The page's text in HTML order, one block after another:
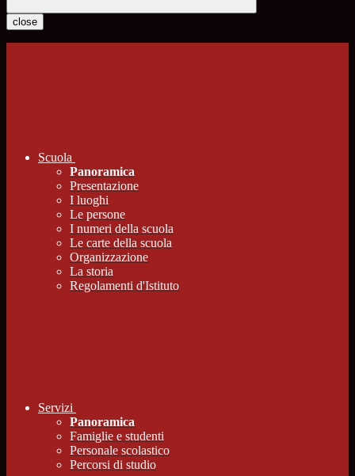
close
Scuola
Panoramica
Presentazione
I luoghi
Le persone
I numeri della scuola
Le carte della scuola
Organizzazione
La storia
Regolamenti d'Istituto
Servizi
Panoramica
Famiglie e studenti
Personale scolastico
Percorsi di studio